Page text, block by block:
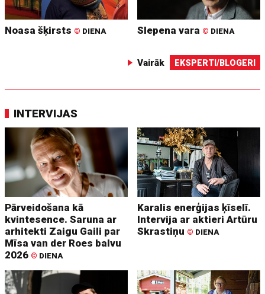
Noasa šķirsts © DIENA Slepena vara © DIENA
Vairāk EKSPERTI/BLOGERI
INTERVIJAS
Pārveidošana kā
kvintesence. Saruna ar
arhitekti Zaigu Gaili par
Mīsa van der Roes balvu
2026 © DIENA
Karalis enerģijas ķīselī.
Intervija ar aktieri Artūru
Skrastiņu © DIENA